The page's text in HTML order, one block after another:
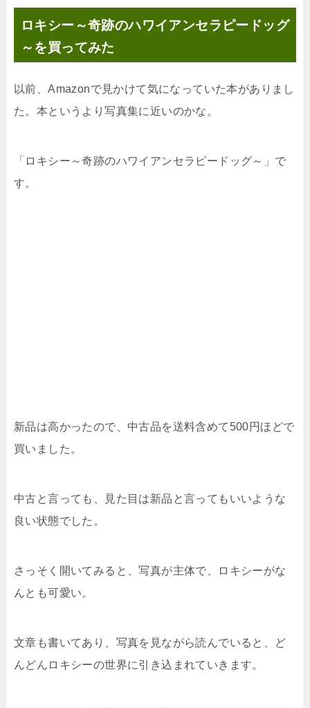
ロキシー～奇跡のハワイアンセラピードッグ
～を買ってみた
以前、Amazonで見かけて気になっていた本がありまし
た。本というより写真集に近いのかな。
「ロキシー～奇跡のハワイアンセラピードッグ～」で
す。
新品は高かったので、中古品を送料含めて500円ほどで
買いました。
中古と言っても、見た目は新品と言ってもいいような
良い状態でした。
さっそく開いてみると、写真が主体で、ロキシーがな
んとも可愛い。
文章も書いてあり、写真を見ながら読んでいると、ど
んどんロキシーの世界に引き込まれていきます。